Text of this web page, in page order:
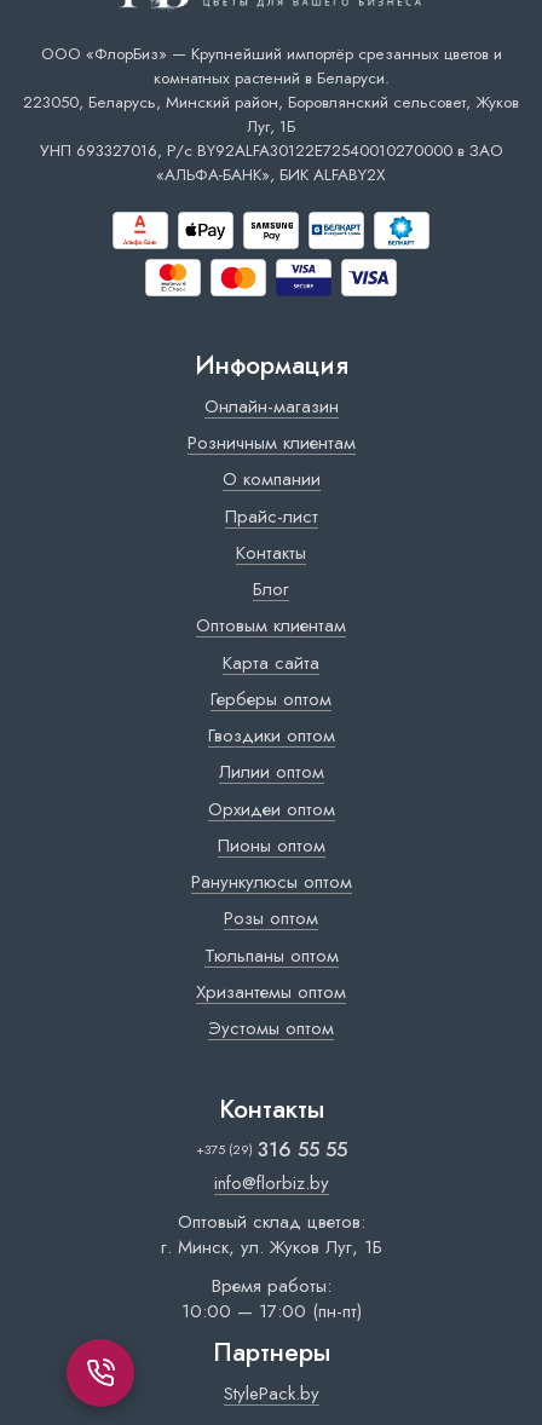
ООО «ФлорБиз» — Крупнейший импортёр срезанных цветов и
комнатных растений в Беларуси.
223050, Беларусь, Минский район, Боровлянский сельсовет, Жуков
Луг, 1Б
УНП 693327016, Р/с BY92ALFA30122E72540010270000 в ЗАО
«АЛЬФА-БАНК», БИК ALFABY2X
Информация
Онлайн-магазин
Розничным клиентам
О компании
Прайс-лист
Контакты
Блог
Оптовым клиентам
Карта сайта
Герберы оптом
Гвоздики оптом
Лилии оптом
Орхидеи оптом
Пионы оптом
Ранункулюсы оптом
Розы оптом
Тюльпаны оптом
Хризантемы оптом
Эустомы оптом
Контакты
+375 (29) 316 55 55
info@florbiz.by
Оптовый склад цветов:
г. Минск, ул. Жуков Луг, 1Б
Время работы:
10:00 — 17:00 (пн-пт)
Партнеры
StylePack.by